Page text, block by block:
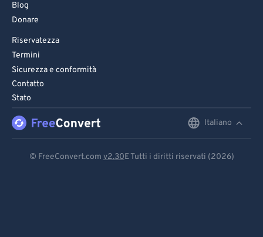
Blog
Donare
Riservatezza
Termini
Sicurezza e conformità
Contatto
Stato
Italiano
© FreeConvert.com v2.30E Tutti i diritti riservati (2026)